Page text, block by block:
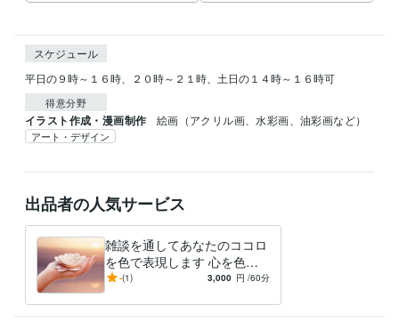
スケジュール
平日の９時～１６時、２０時～２１時、土日の１４時～１６時可
得意分野
イラスト作成・漫画制作 絵画（アクリル画、水彩画、油彩画など）
アート・デザイン
出品者の人気サービス
雑談を通してあなたのココロ
を色で表現します 心を色で
表現できる画家があなたのコ
-(1) 3,000 円 /60分